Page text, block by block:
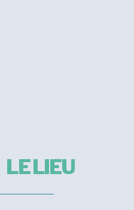
LE LIEU